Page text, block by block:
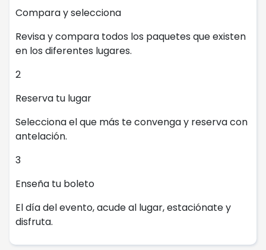
Compara y selecciona
Revisa y compara todos los paquetes que existen
en los diferentes lugares.
2
Reserva tu lugar
Selecciona el que más te convenga y reserva con
antelación.
3
Enseña tu boleto
El día del evento, acude al lugar, estaciónate y
disfruta.